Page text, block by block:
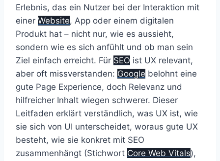
Erlebnis, das ein Nutzer bei der Interaktion mit
einer Website, App oder einem digitalen
Produkt hat – nicht nur, wie es aussieht,
sondern wie es sich anfühlt und ob man sein
Ziel einfach erreicht. Für SEO ist UX relevant,
aber oft missverstanden: Google belohnt eine
gute Page Experience, doch Relevanz und
hilfreicher Inhalt wiegen schwerer. Dieser
Leitfaden erklärt verständlich, was UX ist, wie
sie sich von UI unterscheidet, woraus gute UX
besteht, wie sie konkret mit SEO
zusammenhängt (Stichwort Core Web Vitals),